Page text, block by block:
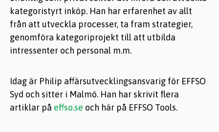
kategoristyrt inköp. Han har erfarenhet av allt
från att utveckla processer, ta fram strategier,
genomföra kategoriprojekt till att utbilda
intressenter och personal m.m.
Idag är Philip affärsutvecklingsansvarig för EFFSO
Syd och sitter i Malmö. Han har skrivit flera
artiklar på effso.se och här på EFFSO Tools.